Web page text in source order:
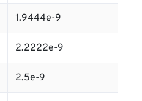
1.9444e-9
2.2222e-9
2.5e-9